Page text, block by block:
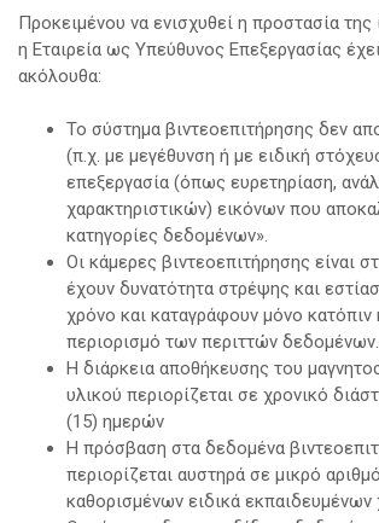
Προκειμένου να ενισχυθεί η προστασία της
η Εταιρεία ως Υπεύθυνος Επεξεργασίας
ακόλουθα:
Το σύστημα βιντεοεπιτήρησης δεν
(π.χ. με μεγέθυνση ή με ειδική
επεξεργασία (όπως ευρετηρίαση,
χαρακτηριστικών) εικόνων που
κατηγορίες δεδομένων».
Οι κάμερες βιντεοεπιτήρησης είναι
έχουν δυνατότητα στρέψης και
χρόνο και καταγράφουν μόνο κατόπιν
περιορισμό των περιττών δεδομένων.
Η διάρκεια αποθήκευσης του
υλικού περιορίζεται σε χρονικό
(15) ημερών
Η πρόσβαση στα δεδομένα
περιορίζεται αυστηρά σε μικρό
καθορισμένων ειδικά εκπαιδευμένων